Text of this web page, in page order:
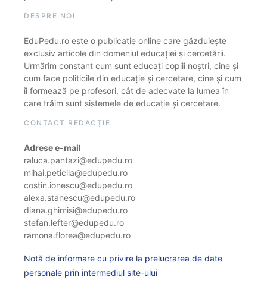
DESPRE NOI
EduPedu.ro este o publicație online care găzduiește
exclusiv articole din domeniul educației și cercetării.
Urmărim constant cum sunt educați copiii noștri, cine și
cum face politicile din educație și cercetare, cine și cum
îi formează pe profesori, cât de adecvate la lumea în
care trăim sunt sistemele de educație și cercetare.
CONTACT REDACȚIE
Adrese e-mail
raluca.pantazi@edupedu.ro
mihai.peticila@edupedu.ro
costin.ionescu@edupedu.ro
alexa.stanescu@edupedu.ro
diana.ghimisi@edupedu.ro
stefan.lefter@edupedu.ro
ramona.florea@edupedu.ro
Notă de informare cu privire la prelucrarea de date
personale prin intermediul site-ului